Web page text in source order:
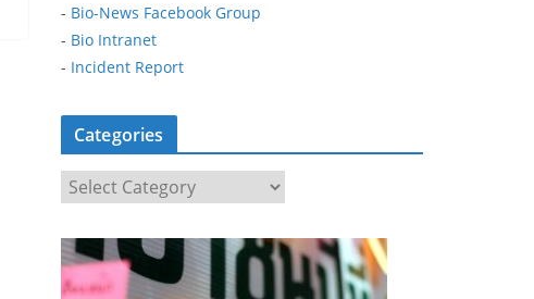
- Bio-News Facebook Group
- Bio Intranet
- Incident Report
Categories
a
t
e
g